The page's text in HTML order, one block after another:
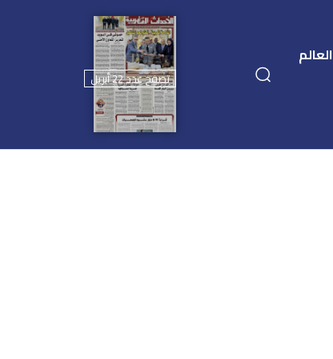
العالم
تصفح عدد 22 أبريل